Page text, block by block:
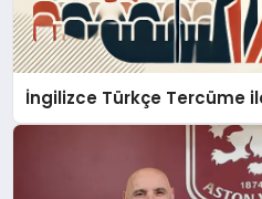
İngilizce Türkçe Tercüme